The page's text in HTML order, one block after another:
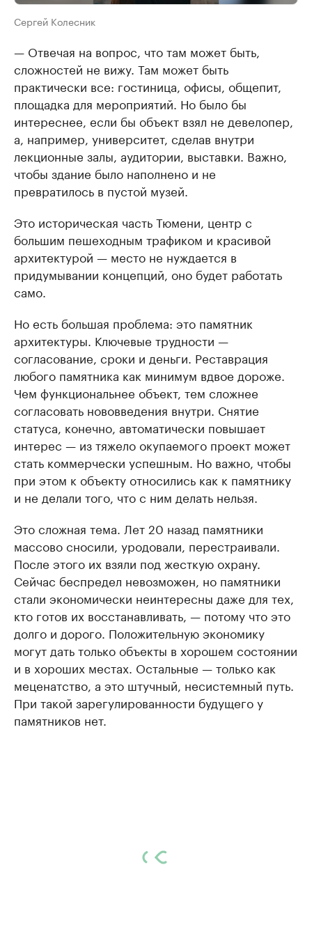
Сергей Колесник
— Отвечая на вопрос, что там может быть,
сложностей не вижу. Там может быть
практически все: гостиница, офисы, общепит,
площадка для мероприятий. Но было бы
интереснее, если бы объект взял не девелопер,
а, например, университет, сделав внутри
лекционные залы, аудитории, выставки. Важно,
чтобы здание было наполнено и не
превратилось в пустой музей.
Это историческая часть Тюмени, центр с
большим пешеходным трафиком и красивой
архитектурой — место не нуждается в
придумывании концепций, оно будет работать
само.
Но есть большая проблема: это памятник
архитектуры. Ключевые трудности —
согласование, сроки и деньги. Реставрация
любого памятника как минимум вдвое дороже.
Чем функциональнее объект, тем сложнее
согласовать нововведения внутри. Снятие
статуса, конечно, автоматически повышает
интерес — из тяжело окупаемого проект может
стать коммерчески успешным. Но важно, чтобы
при этом к объекту относились как к памятнику
и не делали того, что с ним делать нельзя.
Это сложная тема. Лет 20 назад памятники
массово сносили, уродовали, перестраивали.
После этого их взяли под жесткую охрану.
Сейчас беспредел невозможен, но памятники
стали экономически неинтересны даже для тех,
кто готов их восстанавливать, — потому что это
долго и дорого. Положительную экономику
могут дать только объекты в хорошем состоянии
и в хороших местах. Остальные — только как
меценатство, а это штучный, несистемный путь.
При такой зарегулированности будущего у
памятников нет.